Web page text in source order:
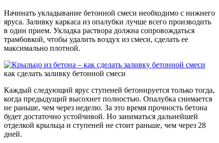
Начинать укладывание бетонной смеси необходимо с нижнего
яруса. Заливку каркаса из опалубки лучше всего производить
в один прием. Укладка раствора должна сопровождаться
трамбовкой, чтобы удалить воздух из смеси, сделать ее
максимально плотной.
как сделать заливку бетонной смеси
Каждый следующий ярус ступеней бетонируется только тогда,
когда предыдущий высохнет полностью. Опалубка снимается
не раньше, чем через неделю. За это время прочность бетона
будет достаточно устойчивой. Но заниматься дальнейшей
отделкой крыльца и ступеней не стоит раньше, чем через 28
дней.